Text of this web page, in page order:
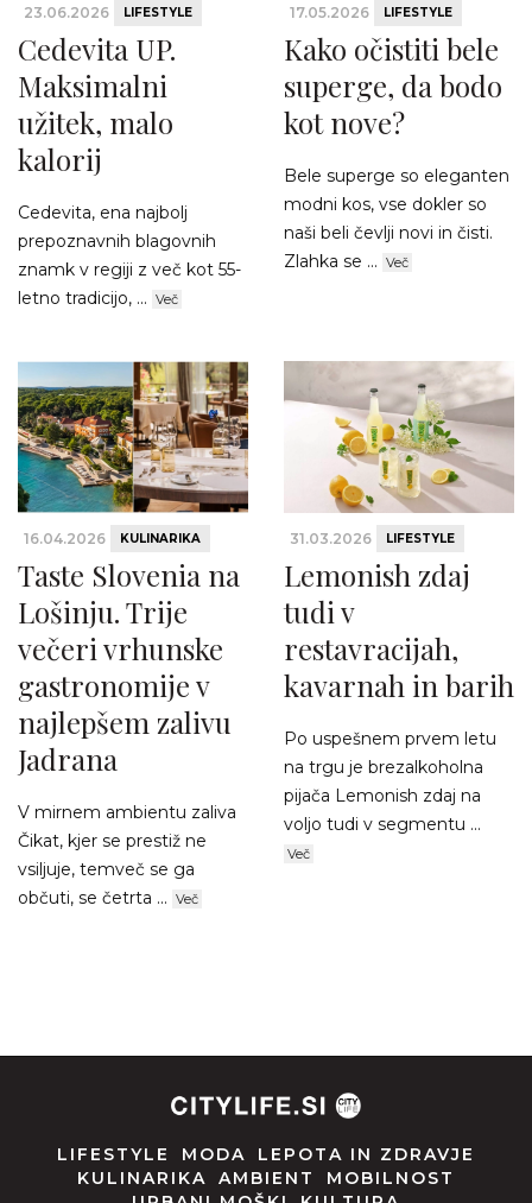
23.06.2026 LIFESTYLE
Cedevita UP.
Maksimalni
užitek, malo
kalorij
Cedevita, ena najbolj
prepoznavnih blagovnih
znamk v regiji z več kot 55-
letno tradicijo, ... Več
17.05.2026 LIFESTYLE
Kako očistiti bele
superge, da bodo
kot nove?
Bele superge so eleganten
modni kos, vse dokler so
naši beli čevlji novi in čisti.
Zlahka se ... Več
16.04.2026 KULINARIKA
Taste Slovenia na
Lošinju. Trije
večeri vrhunske
gastronomije v
najlepšem zalivu
Jadrana
V mirnem ambientu zaliva
Čikat, kjer se prestiž ne
vsiljuje, temveč se ga
občuti, se četrta ... Več
31.03.2026 LIFESTYLE
Lemonish zdaj
tudi v
restavracijah,
kavarnah in barih
Po uspešnem prvem letu
na trgu je brezalkoholna
pijača Lemonish zdaj na
voljo tudi v segmentu ...
Več
LIFESTYLE MODA
LEPOTA IN ZDRAVJE
KULINARIKA
AMBIENT
MOBILNOST